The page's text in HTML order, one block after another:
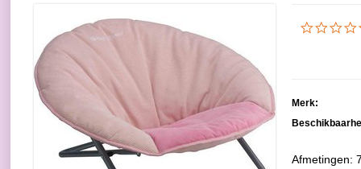
Merk:
Afmetingen: